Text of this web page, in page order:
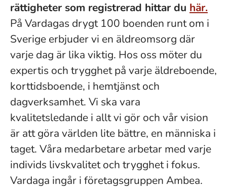
rättigheter som registrerad hittar du här.
På Vardagas drygt 100 boenden runt om i
Sverige erbjuder vi en äldreomsorg där
varje dag är lika viktig. Hos oss möter du
expertis och trygghet på varje äldreboende,
korttidsboende, i hemtjänst och
dagverksamhet. Vi ska vara
kvalitetsledande i allt vi gör och vår vision
är att göra världen lite bättre, en människa i
taget. Våra medarbetare arbetar med varje
individs livskvalitet och trygghet i fokus.
Vardaga ingår i företagsgruppen Ambea.